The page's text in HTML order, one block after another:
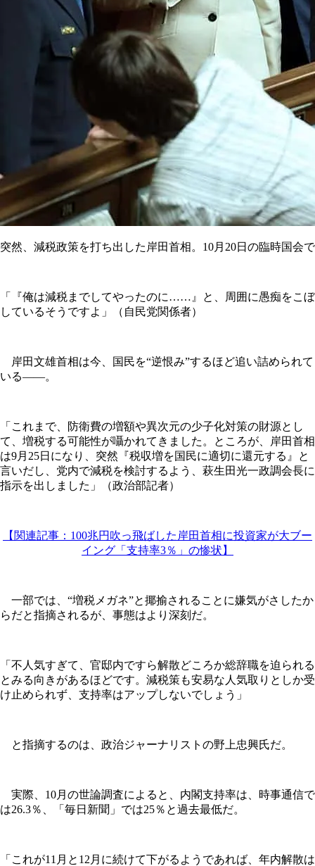
突然、減税政策を打ち出した岸田首相。10月20日の臨時国会
「『俺は減税までしてやったのに……』と、周囲に愚痴をこぼ
しているそうですよ」（自民党関係者）
岸田文雄首相は今、国民を“逆恨み”するほど追い詰められて
いる――。
「これまで、防衛費の増額や異次元の少子化対策の財源とし
て、増税する可能性が囁かれてきました。ところが、岸田首相
は9月25日になり、突然『税収増を国民に適切に還元する』と
言いだし、党内で減税を検討するよう、萩生田光一政調会長に
指示を出しました」（政治部記者）
【関連記事：100兆円吹っ飛ばした岸田首相に投資家が大ブー
イング「支持率3％」の惨状】
一部では、“増税メガネ”と揶揄されることに嫌気がさしたか
らだと指摘されるが、事態はより深刻だ。
「不人気すぎて、官邸内ですら解散どころか総辞職を迫られる
とみる向きがあるほどです。減税策も安易な人気取りとしか受
け止められず、支持率はアップしないでしょう」
と指摘するのは、政治ジャーナリストの野上忠興氏だ。
実際、10月の世論調査によると、内閣支持率は、時事通信で
は26.3％、「毎日新聞」では25％と過去最低だ。
「これが11月と12月に続けて下がるようであれば、年内解散は